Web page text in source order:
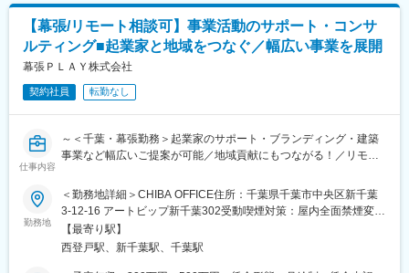
いて効率よく働くことを重視しています。
■組織構成：
全社90名（うち正社員70名）、京葉本部 38名（男性 ：女性 =6：
4、パート6名）
コンサルティング事業本部第一事業部：営業18名
・また、提案内容に応じて業務提携先の専門家と連携し、実行支
援を行うこともあります。
■魅力：
◎自社商品を持っていないため、顧客本位の提案が可能です。
◎どの案件も1人きりで担当する案件はありません。チームでの業
務を重視し、個人主義ではなく協力し合う環境です。
◎上場企業の子会社として安定した基盤を持ちながら、成長を続
ける企業です。
◎目標はありますが、厳しいノルマ等はございません。全社の業
す。
■組織構成：
全社90名（うち正社員70名）、京葉本部 38名（男性 ：女性 =6：
【幕張/リモート相談可】事業活動のサポート・コンサ
ルティング■起業家と地域をつなぐ／幅広い事業を展開
幕張ＰＬＡＹ株式会社
契約社員 転勤なし
仕事内容
～＜千葉・幕張勤務＞起業家のサポート・ブランディング・建築
事業など幅広いご提案が可能／地域貢献にもつながる！／リモー
挑戦する起業家と地域をつなぎ、共創によって地域経済を動かす
ことを目的に事業展開している当社にて、営業担当を募集いたし
ます。組織強化に伴う増員募集となります。
■業務内容：
勤務地
＜勤務地詳細＞CHIBA OFFICE住所：千葉県千葉市中央区新千葉
3-12-16 アートビップ新千葉302受動喫煙対策：屋内全面禁煙変更
の範囲：会社の定める事業所
【最寄り駅】
西登戸駅、新千葉駅、千葉駅